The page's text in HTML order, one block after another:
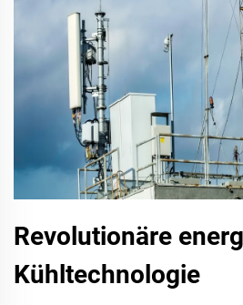
Revolutionäre
Kühltechnologie